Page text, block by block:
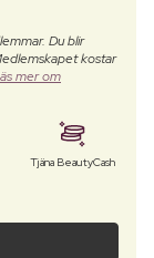
Du blir
kostar
mer om
Tjäna BeautyCash